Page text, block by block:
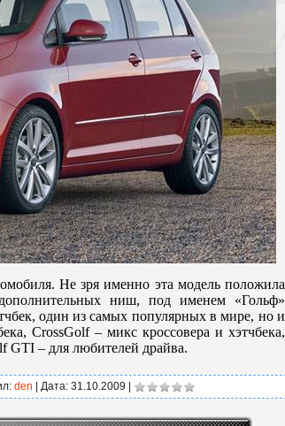
Не зря именно эта модель положила
ниш, под именем «Гольф»
один из самых популярных в мире, но и
CrossGolf – микс кроссовера и хэтчбека,
GTI – для любителей драйва.
den | Дата: 31.10.2009